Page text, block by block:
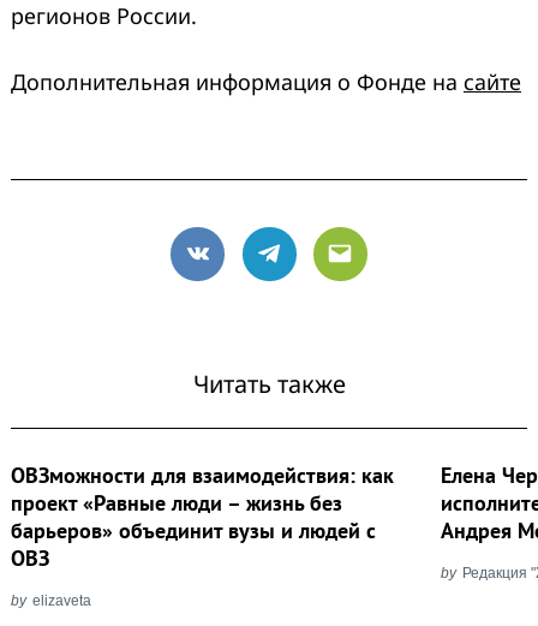
регионов России.
Дополнительная информация о Фонде на сайте
VK Telegram
Email
Читать также
ОВЗможности для взаимодействия: как
проект «Равные люди – жизнь без
барьеров» объединит вузы и людей с
ОВЗ
by elizaveta
Елена
Андрея
by Редакция